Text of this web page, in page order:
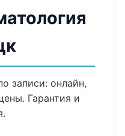
записи: онлайн,
Гарантия и